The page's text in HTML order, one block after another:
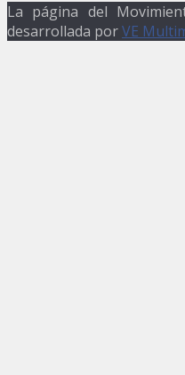
La página del
desarrollada porVE